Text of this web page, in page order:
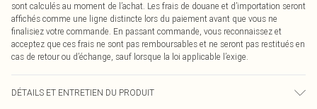
sont calculés au moment de l’achat. Les frais de douane et d’importation seront
affichés comme une ligne distincte lors du paiement avant que vous ne
finalisiez votre commande. En passant commande, vous reconnaissez et
acceptez que ces frais ne sont pas remboursables et ne seront pas restitués en
cas de retour ou d’échange, sauf lorsque la loi applicable l’exige.
DÉTAILS ET ENTRETIEN DU PRODUIT